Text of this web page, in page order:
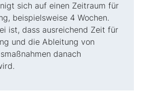
sich auf einen Zeitraum für
beispielsweise 4 Wochen.
ist, dass ausreichend Zeit für
und die Ableitung von
danach